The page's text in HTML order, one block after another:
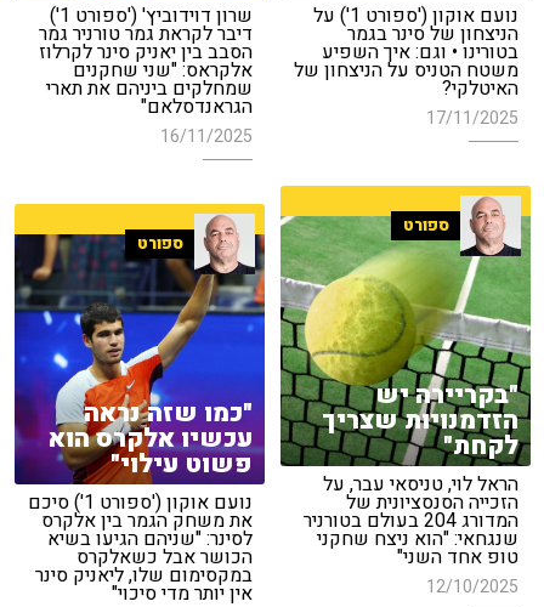
נועם אוקון ('ספורט 1') על
הניצחון של סינר בגמר
בטורינו • וגם: איך השפיע
משטח הטניס על הניצחון של
האיטלקי?
17/11/2025
שרון דוידוביץ' ('ספורט 1')
דיבר לקראת גמר טורניר גמר
הסבב בין יאניק סינר לקרלוז
אלקראס: "שני שחקנים
שמחלקים ביניהם את תארי
הגראנדסלאם"
16/11/2025
ספורט
"בקריירה יש
הזדמנויות שצריך
לקחת"
הראל לוי, טניסאי עבר, על
הזכייה הסנסציונית של
המדורג 204 בעולם בטורניר
שנגחאי: "הוא ניצח שחקני
טופ אחד השני"
12/10/2025
ספורט
"כמו שזה נראה
עכשיו אלקרס הוא
פשוט עילוי"
נועם אוקון ('ספורט 1') סיכם
את משחק הגמר בין אלקרס
לסינר: "שניהם הגיעו בשיא
הכושר אבל כשאלקרס
במקסימום שלו, ליאניק סינר
אין יותר מדי סיכוי"